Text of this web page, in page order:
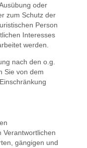
oder
zum Schutz der
Person
Interesses
werden.
nach den o.g.
Sie von dem
Verantwortlichen
gängigen und